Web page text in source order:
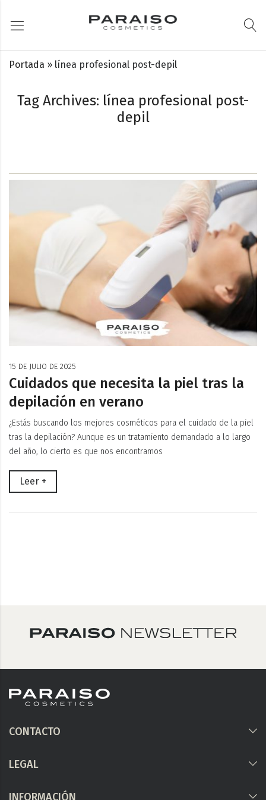
Tag Archives: línea profesional post-
depil
Portada » línea profesional post-depil
15 DE JULIO DE 2025
Cuidados que necesita la piel tras la
depilación en verano
¿Estás buscando los mejores cosméticos para el cuidado de la piel
tras la depilación? Aunque es un tratamiento demandado a lo largo
del año, lo cierto es que nos encontramos
Leer +
CONTACTO
LEGAL
INFORMACIÓN